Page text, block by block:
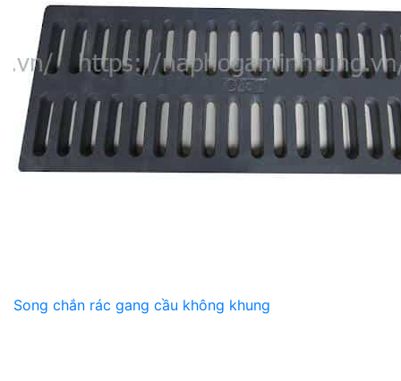
Song chắn rác gang cầu không khung